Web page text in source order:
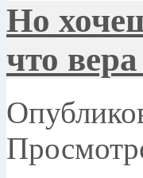
Но
что